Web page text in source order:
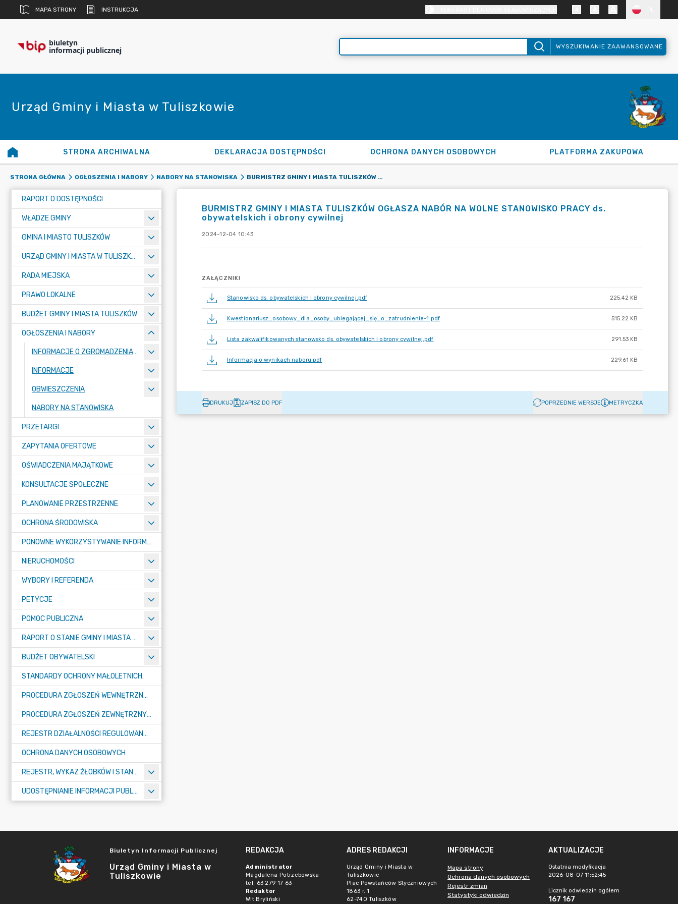
MAPA STRONY INSTRUKCJA
biuletyn
informacji publicznej WYSZUKIWANIE ZAAWANSOWANE
Urząd Gminy i Miasta w Tuliszkowie
STRONA ARCHIWALNA DEKLARACJA DOSTĘPNOŚCI OCHRONA DANYCH OSOBOWYCH PLATFORMA ZAKUPOWA
STRONA GŁÓWNA OGŁOSZENIA I NABORY NABORY NA STANOWISKA BURMISTRZ GMINY I MIASTA TULISZKÓW OGŁASZA NABÓR NA WOLNE STANOWISKO PRACY DS. OBYWATELSKICH I OBRONY CYWILNEJ
RAPORT O DOSTĘPNOŚCI
WŁADZE GMINY
GMINA I MIASTO TULISZKÓW
URZĄD GMINY I MIASTA W TULISZKOWIE
RADA MIEJSKA
PRAWO LOKALNE
BUDŻET GMINY I MIASTA TULISZKÓW
OGŁOSZENIA I NABORY
INFORMACJE O ZGROMADZENIACH
INFORMACJE
OBWIESZCZENIA
NABORY NA STANOWISKA
PRZETARGI
ZAPYTANIA OFERTOWE
OŚWIADCZENIA MAJĄTKOWE
KONSULTACJE SPOŁECZNE
PLANOWANIE PRZESTRZENNE
OCHRONA ŚRODOWISKA
PONOWNE WYKORZYSTYWANIE INFORMACJI SEKTORA PUBLICZNEGO
NIERUCHOMOŚCI
WYBORY I REFERENDA
PETYCJE
POMOC PUBLICZNA
RAPORT O STANIE GMINY I MIASTA TULISZKÓW
BUDŻET OBYWATELSKI
STANDARDY OCHRONY MAŁOLETNICH.
PROCEDURA ZGŁOSZEŃ WEWNĘTRZNYCH W URZĘDZIE GMINY I MIASTA W TULISZKOWIE
PROCEDURA ZGŁOSZEŃ ZEWNĘTRZNYCH
REJESTR DZIAŁALNOŚCI REGULOWANEJ
OCHRONA DANYCH OSOBOWYCH
REJESTR, WYKAZ ŻŁOBKÓW I STANDARDY OPIEKI NAD DZIEĆMI W WIEKU DO LAT 3
UDOSTĘPNIANIE INFORMACJI PUBLICZNEJ
BURMISTRZ GMINY I MIASTA TULISZKÓW OGŁASZA NABÓR NA WOLNE STANOWISKO PRACY ds.
obywatelskich i obrony cywilnej
2024-12-04 10:43
ZAŁĄCZNIKI
Stanowisko ds. obywatelskich i obrony cywilnej.pdf 225.42 KB
Kwestionariusz_osobowy_dla_osoby_ubiegającej_się_o_zatrudnienie-1.pdf 515.22 KB
Lista zakwalifikowanych stanowsko ds. obywatelskich i obrony cywilnej.pdf 291.53 KB
Informacja o wynikach naboru.pdf 229.61 KB
DRUKUJ ZAPISZ DO PDF POPRZEDNIE WERSJE METRYCZKA
Biuletyn Informacji Publicznej
Urząd Gminy i Miasta w
Tuliszkowie
REDAKCJA
Administrator
Magdalena Potrzebowska
tel. 63 279 17 63
Redaktor
Wit Bryliński
ADRES REDAKCJI
Urząd Gminy i Miasta w
Tuliszkowie
Plac Powstańców Styczniowych
1863 r. 1
62-740 Tuliszków
INFORMACJE
Mapa strony
Ochrona danych osobowych
Rejestr zmian
Statystyki odwiedzin
AKTUALIZACJE
Ostatnia modyfikacja
2026-08-07 11:52:45
Licznik odwiedzin ogółem
167 167